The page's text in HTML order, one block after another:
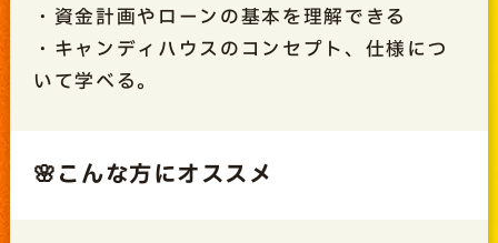
・資金計画やローンの基本を理解できる
・キャンディハウスのコンセプト、仕様につ
いて学べる。
🌸こんな方にオススメ